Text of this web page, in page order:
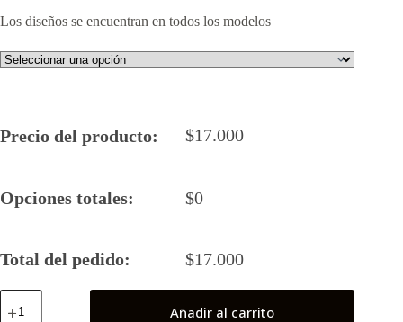
Los diseños se encuentran en todos los modelos
Precio del producto: $17.000
Opciones totales: $0
Total del pedido: $17.000
Red
Lantern
Añadir al carrito